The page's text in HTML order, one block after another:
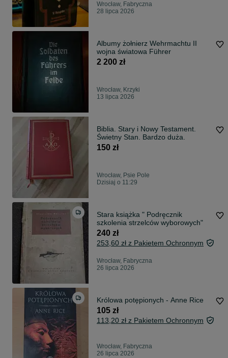
Wrocław, Fabryczna
28 lipca 2026
Albumy żołnierz Wehrmachtu II
wojna światowa Führer
2 200 zł
Wrocław, Krzyki
13 lipca 2026
Biblia. Stary i Nowy Testament.
Świetny Stan. Bardzo duża.
150 zł
Wrocław, Psie Pole
Dzisiaj o 11:29
Stara książka " Podręcznik
szkolenia strzelców wyborowych"
240 zł
253,60 zł z Pakietem Ochronnym
Wrocław, Fabryczna
26 lipca 2026
Królowa potępionych - Anne Rice
105 zł
113,20 zł z Pakietem Ochronnym
Wrocław, Fabryczna
26 lipca 2026